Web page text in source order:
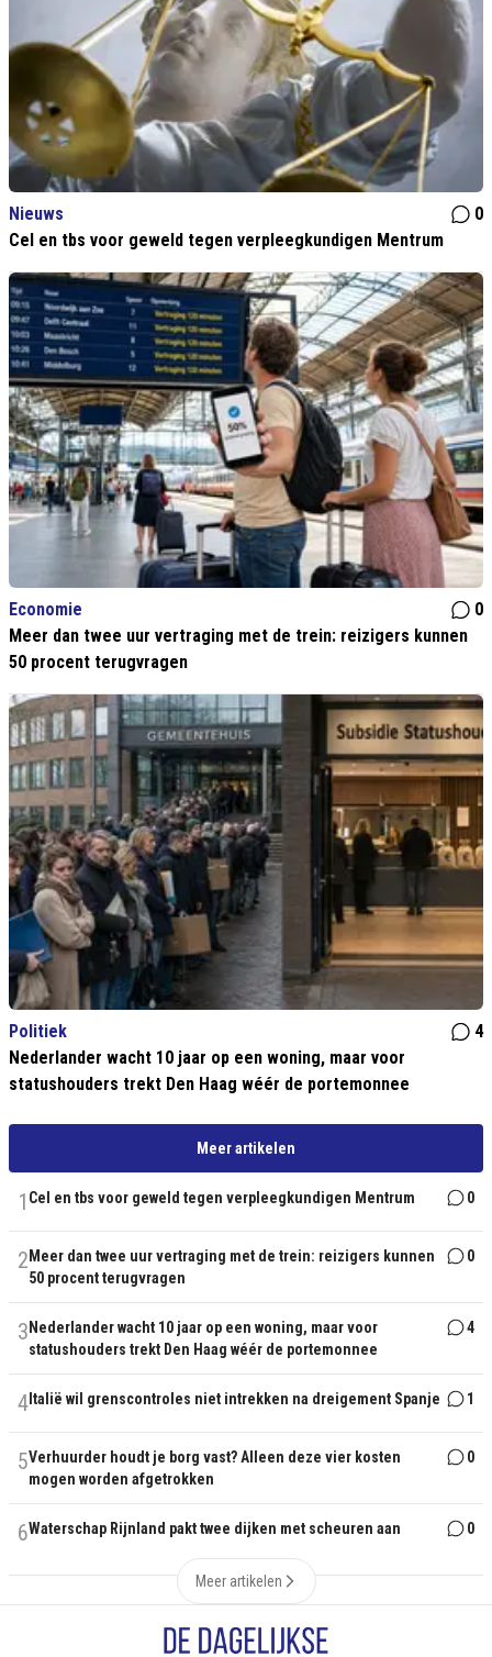
Nieuws
0
Cel en tbs voor geweld tegen verpleegkundigen Mentrum
Economie
0
Meer dan twee uur vertraging met de trein: reizigers kunnen
50 procent terugvragen
Politiek
4
Nederlander wacht 10 jaar op een woning, maar voor
statushouders trekt Den Haag wéér de portemonnee
Meer artikelen
1 Cel en tbs voor geweld tegen verpleegkundigen Mentrum 0
2 Meer dan twee uur vertraging met de trein: reizigers kunnen
50 procent terugvragen
0
3 Nederlander wacht 10 jaar op een woning, maar voor
statushouders trekt Den Haag wéér de portemonnee
4
4 Italië wil grenscontroles niet intrekken na dreigement Spanje 1
5Verhuurder houdt je borg vast? Alleen deze vier kosten
mogen worden afgetrokken
0
6Waterschap Rijnland pakt twee dijken met scheuren aan 0
Meer artikelen